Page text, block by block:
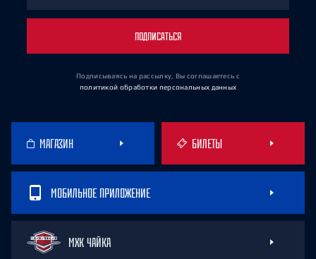
ПОДПИСАТЬСЯ
Подписываясь на рассылку, Вы соглашаетесь с
политикой обработки персональных данных
МАГАЗИН БИЛЕТЫ
МОБИЛЬНОЕ ПРИЛОЖЕНИЕ
МХК ЧАЙКА